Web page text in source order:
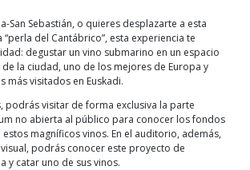
San Sebastián, o quieres desplazarte a esta
del Cantábrico”, esta experiencia te
degustar un vino submarino en un espacio
la ciudad, uno de los mejores de Europa y
más visitados en Euskadi.
podrás visitar de forma exclusiva la parte
no abierta al público para conocer los fondos
magníficos vinos. En el auditorio, además,
podrás conocer este proyecto de
y catar uno de sus vinos.